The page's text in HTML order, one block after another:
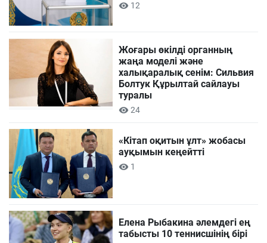
12
Жоғары өкілді органның
жаңа моделі және
халықаралық сенім: Сильвия
Болтук Құрылтай сайлауы
туралы
24
«Кітап оқитын ұлт» жобасы
ауқымын кеңейтті
1
Елена Рыбакина әлемдегі ең
табысты 10 теннисшінің бірі